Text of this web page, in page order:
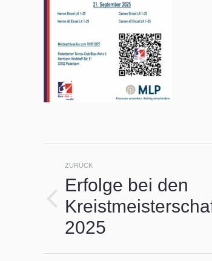
ZURÜCK
Vorheriger
Beitrag:
Erfolge bei den
2025